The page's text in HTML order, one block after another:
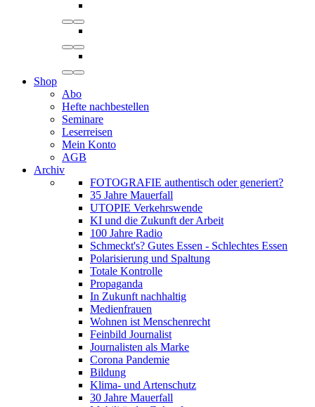
Shop
Abo
Hefte nachbestellen
Seminare
Leserreisen
Mein Konto
AGB
Archiv
FOTOGRAFIE authentisch oder generiert?
35 Jahre Mauerfall
UTOPIE Verkehrswende
KI und die Zukunft der Arbeit
100 Jahre Radio
Schmeckt's? Gutes Essen - Schlechtes Essen
Polarisierung und Spaltung
Totale Kontrolle
Propaganda
In Zukunft nachhaltig
Medienfrauen
Wohnen ist Menschenrecht
Feinbild Journalist
Journalisten als Marke
Corona Pandemie
Bildung
Klima- und Artenschutz
30 Jahre Mauerfall